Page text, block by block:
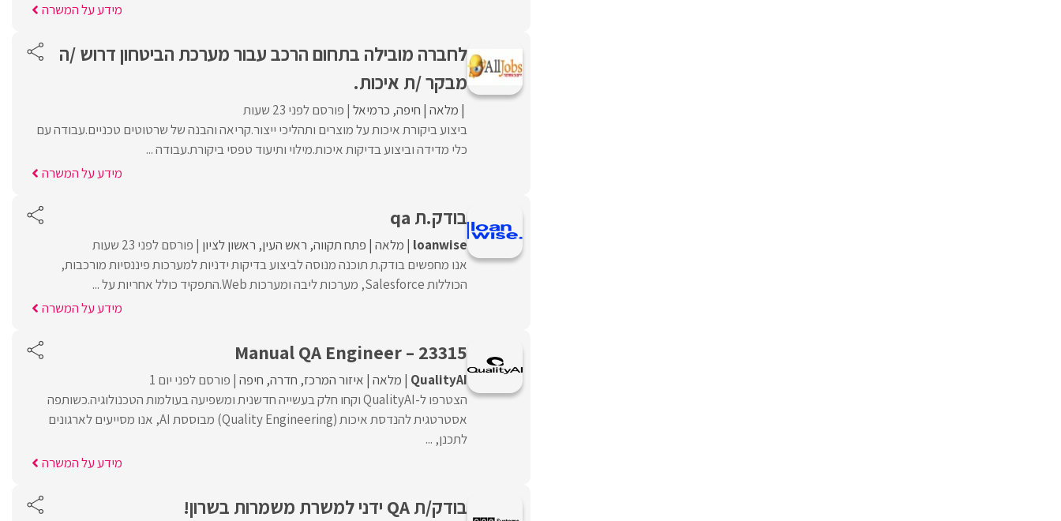
מידע על המשרה
לחברה מובילה בתחום הרכב עבור מערכת הביטחון דרוש /ה
מבקר /ת איכות.
מלאה חיפה כרמיאל פורסם לפני 23 שעות
ביצוע ביקורת איכות על מוצרים ותהליכי ייצור.קריאה והבנה של שרטוטים טכניים.עבודה עם
כלי מדידה וביצוע בדיקות איכות.מילוי ותיעוד טפסי ביקורת.עבודה ...
מידע על המשרה
בודק.ת qa
loanwise מלאה פתח תקווה ראש העין ראשון לציון פורסם לפני 23 שעות
אנו מחפשים בודק.ת תוכנה מנוסה לביצוע בדיקות ידניות למערכות פיננסיות מורכבות,
הכוללות Salesforce, מערכות ליבה ומערכות Web.התפקיד כולל אחריות על ...
מידע על המשרה
23315 – Manual QA Engineer
QualityAI מלאה איזור המרכז חדרה חיפה פורסם לפני יום 1
הצטרפו ל-QualityAI וקחו חלק בעשייה חדשנית ומשפיעה בעולמות הטכנולוגיה.כשותפה
אסטרטגית להנדסת איכות (Quality Engineering) מבוססת AI, אנו מסייעים לארגונים
לתכנן, ...
מידע על המשרה
בודק/ת QA ידני למשרת משמרות בשרון!